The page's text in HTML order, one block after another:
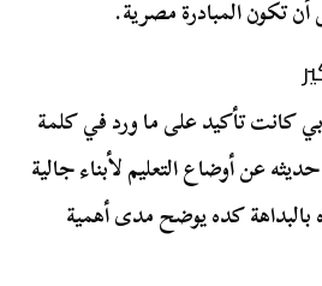
تكون المبادرة مصرية.
كانت تأكيد على ما ورد في كلمة
عن أوضاع التعليم لأبناء جالية
بالبداهة كده يوضح مدى أهمية